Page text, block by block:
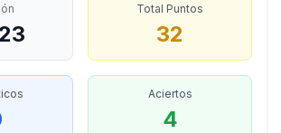
Total Puntos
32
Aciertos
4